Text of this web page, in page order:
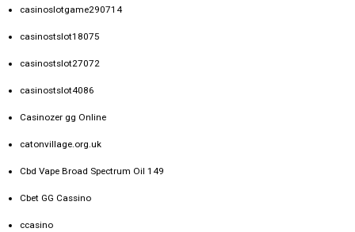
casinoslotgame290714
casinostslot18075
casinostslot27072
casinostslot4086
Casinozer gg Online
catonvillage.org.uk
Cbd Vape Broad Spectrum Oil 149
Cbet GG Cassino
ccasino